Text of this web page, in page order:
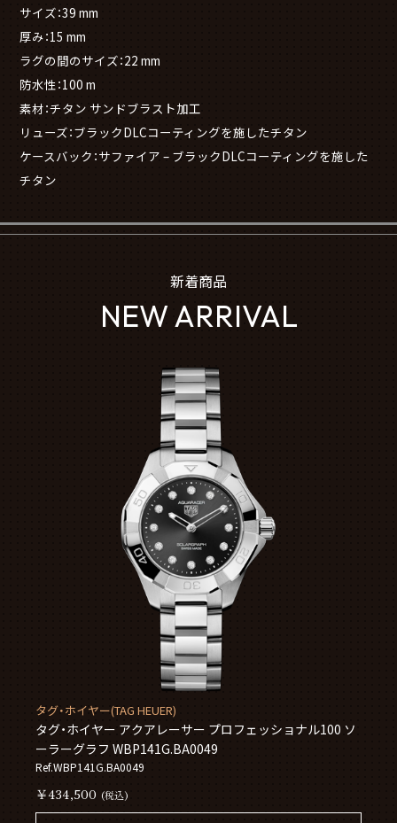
サイズ：39 mm
厚み：15 mm
ラグの間のサイズ：22 mm
防水性：100 m
素材：チタン サンドブラスト加工
リューズ：ブラックDLCコーティングを施したチタン
ケースバック：サファイア – ブラックDLCコーティングを施した
チタン
新着商品
NEW ARRIVAL
タグ・ホイヤー(TAG HEUER)
タグ・ホイヤー アクアレーサー プロフェッショナル100 ソ
ーラーグラフ WBP141G.BA0049
Ref.WBP141G.BA0049
￥434,500 (税込)